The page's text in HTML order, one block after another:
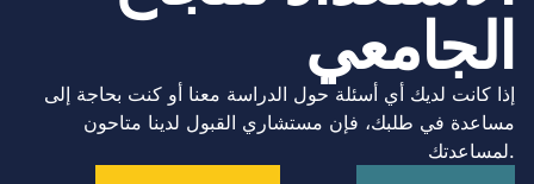
الجامعي
إذا كانت لديك أي أسئلة حول الدراسة معنا أو كنت بحاجة إلى
مساعدة في طلبك، فإن مستشاري القبول لدينا متاحون
لمساعدتك.